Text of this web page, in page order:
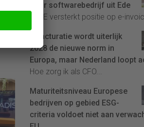
door softwarebedrijf uit Ede
4CEE versterkt positie op e-
E-facturatie wordt uiterlijk
2028 de nieuwe norm in
Europa, maar Nederland loopt
Hoe zorg ik als CFO...
Maturiteitsniveau Europese
bedrijven op gebied ESG-
criteria voldoet niet aan